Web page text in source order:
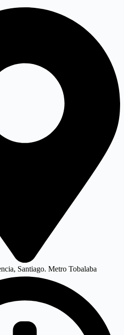
Santiago. Metro Tobalaba